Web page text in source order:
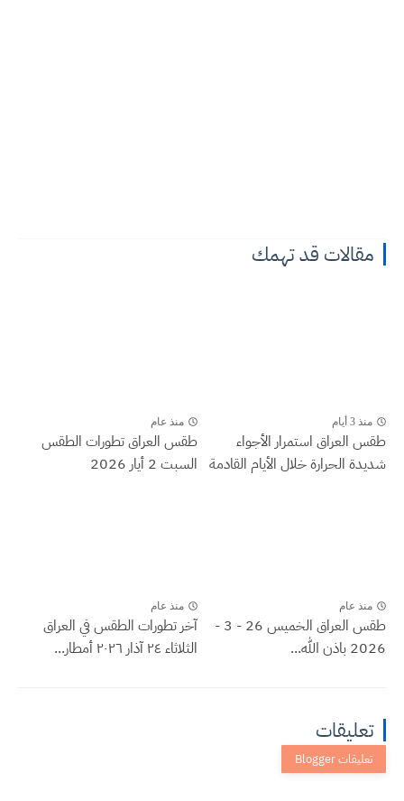
مقالات قد تهمك
منذ 3 أيام
طقس العراق ‏استمرار الأجواء
شديدة الحرارة خلال الأيام القادمة
منذ عام
طقس العراق تطورات الطقس
السبت 2 أيار 2026
منذ عام
طقس العراق الخميس 26 - 3 -
2026 باذن الله...
منذ عام
آخر تطورات الطقس في العراق
الثلاثاء ٢٤ آذار ٢٠٢٦ أمطار...
تعليقات